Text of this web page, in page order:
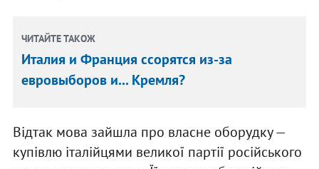
ЧИТАЙТЕ ТАКОЖ
Италия и Франция ссорятся из-за
евровыборов и... Кремля?
Відтак мова зайшла про власне оборудку —
купівлю італійцями великої партії російського